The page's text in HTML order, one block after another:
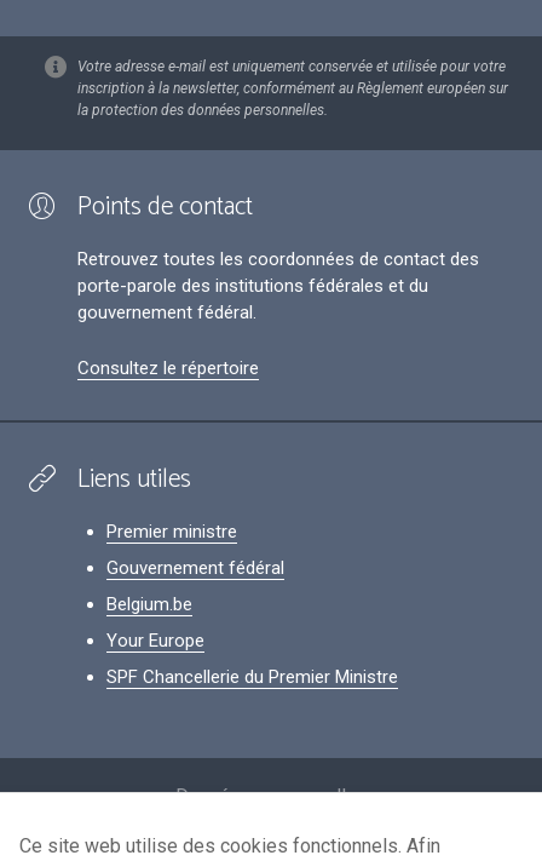
Votre adresse e-mail est uniquement conservée et utilisée pour votre
inscription à la newsletter, conformément au Règlement européen sur
la protection des données personnelles.
Points de contact
Retrouvez toutes les coordonnées de contact des
porte-parole des institutions fédérales et du
gouvernement fédéral.
Consultez le répertoire
Liens utiles
Premier ministre
Gouvernement fédéral
Belgium.be
Your Europe
SPF Chancellerie du Premier Ministre
Données personnelles
Conditions de réutilisation
Ce site web utilise des cookies fonctionnels. Afin